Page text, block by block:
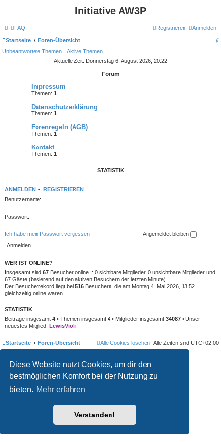
Diese Website nutzt Cookies, um dir den
bestmöglichen Komfort bei der Nutzung zu
bieten. Mehr erfahren
Verstanden!
Initiative AW3P
FAQ Anmelden
Registrieren
Startseite Foren-Übersicht
S
Unbeantwortete Themen
Aktive Themen
Aktuelle Zeit: Donnerstag 6. August 2026, 20:22
Forum
Impressum
Themen: 1
Datenschutzerklärung
Themen: 1
Forenregeln (AGB)
Themen: 1
Kontakt
Themen: 1
STATISTIK
ANMELDEN • REGISTRIEREN
Benutzername:
Passwort:
Ich habe mein Passwort vergessen Angemeldet bleiben
WER IST ONLINE?
Insgesamt sind 67 Besucher online :: 0 sichtbare Mitglieder, 0 unsichtbare Mitglieder und
67 Gäste (basierend auf den aktiven Besuchern der letzten Minute)
Der Besucherrekord liegt bei 516 Besuchern, die am Montag 4. Mai 2026, 13:52
gleichzeitig online waren.
STATISTIK
Beiträge insgesamt 4 • Themen insgesamt 4 • Mitglieder insgesamt 34087 • Unser
neuestes Mitglied: LewisVioli
Startseite Foren-Übersicht Alle Zeiten sind UTC+02:00
Alle Cookies löschen
Powered byphpBB® Forum Software © phpBB Limited
Deutsche Übersetzung durch
Nutzungsbedingungen